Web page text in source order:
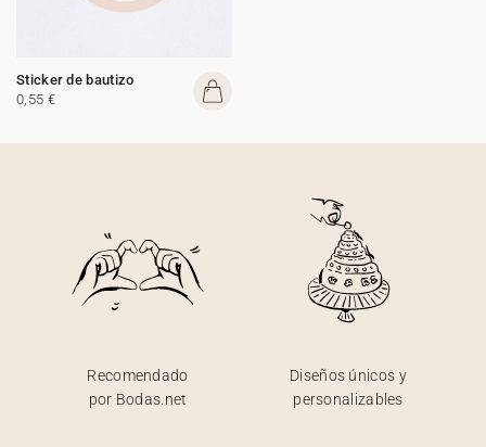
Sticker de bautizo
0,55 €
Recomendado
por Bodas.net
Diseños únicos y
personalizables